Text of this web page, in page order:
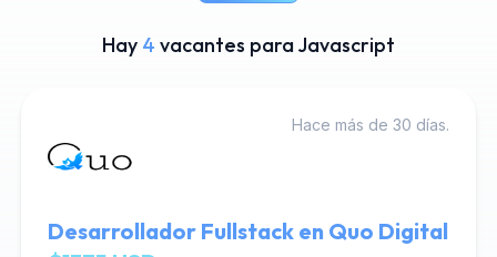
Hay 4 vacantes para Javascript
Hace más de 30 días.
Desarrollador Fullstack en Quo Digital